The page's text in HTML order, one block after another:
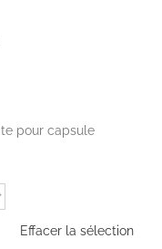
pour capsule
Effacer la sélection